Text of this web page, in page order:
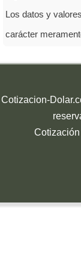
Los datos y
carácter
Cotizacion-